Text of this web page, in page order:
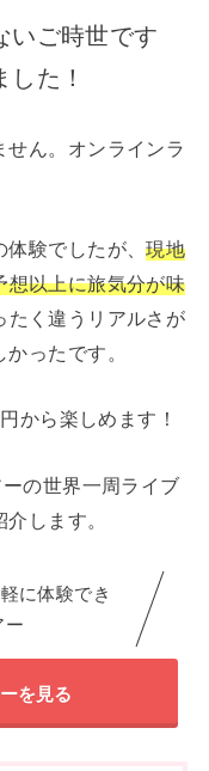
いご時世です
た！
ん。オンラインラ
体験でしたが、現地
想以上に旅気分が味
たく違うリアルさが
ったです。
から楽しめます！
の世界一周ライブ
します。
に体験でき
ー
を見る